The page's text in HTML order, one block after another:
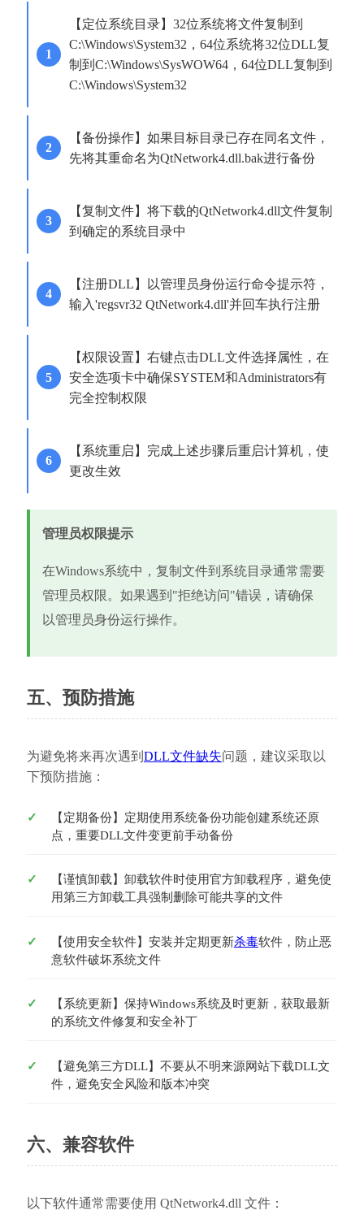
【定位系统目录】32位系统将文件复制到
C:\Windows\System32，64位系统将32位DLL复
制到C:\Windows\SysWOW64，64位DLL复制到
C:\Windows\System32
【备份操作】如果目标目录已存在同名文件，
先将其重命名为QtNetwork4.dll.bak进行备份
【复制文件】将下载的QtNetwork4.dll文件复制
到确定的系统目录中
【注册DLL】以管理员身份运行命令提示符，
输入'regsvr32 QtNetwork4.dll'并回车执行注册
【权限设置】右键点击DLL文件选择属性，在
安全选项卡中确保SYSTEM和Administrators有
完全控制权限
【系统重启】完成上述步骤后重启计算机，使
更改生效
管理员权限提示
在Windows系统中，复制文件到系统目录通常需要
管理员权限。如果遇到"拒绝访问"错误，请确保
以管理员身份运行操作。
五、预防措施
为避免将来再次遇到 DLL文件缺失问题，建议采取以
下预防措施：
【定期备份】定期使用系统备份功能创建系统还原
点，重要DLL文件变更前手动备份
【谨慎卸载】卸载软件时使用官方卸载程序，避免使
用第三方卸载工具强制删除可能共享的文件
【使用安全软件】安装并定期更新杀毒软件，防止恶
意软件破坏系统文件
【系统更新】保持Windows系统及时更新，获取最新
的系统文件修复和安全补丁
【避免第三方DLL】不要从不明来源网站下载DLL文
件，避免安全风险和版本冲突
六、兼容软件
以下软件通常需要使用 QtNetwork4.dll 文件：